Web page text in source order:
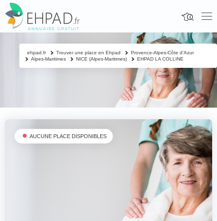
Fermer
Contacter un proche
Nom & prénom du résident à contacter *
AUCUNE PLACE DISPONIBLES
ehpad.fr Trouver une place en Ehpad
Provence-Alpes-Côte d'Azur
Alpes-Maritimes
NICE (Alpes-Maritimes) EHPAD LA COLLINE